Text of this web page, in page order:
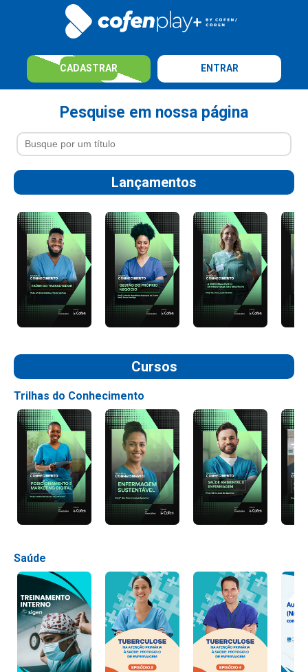
CADASTRAR ENTRAR
Pesquise em nossa página
Lançamentos
Cursos
Trilhas do Conhecimento
Saúde